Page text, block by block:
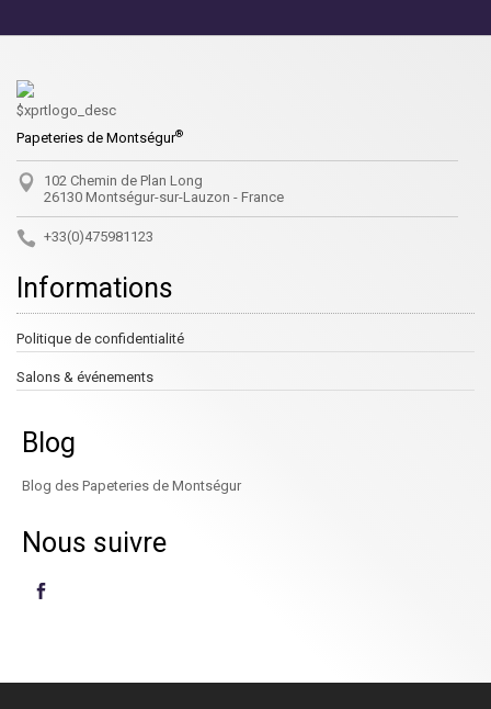
Papeteries de Montségur®
102 Chemin de Plan Long
26130 Montségur-sur-Lauzon - France
+33(0)475981123
Informations
Politique de confidentialité
Salons & événements
Blog
Blog des Papeteries de Montségur
Nous suivre